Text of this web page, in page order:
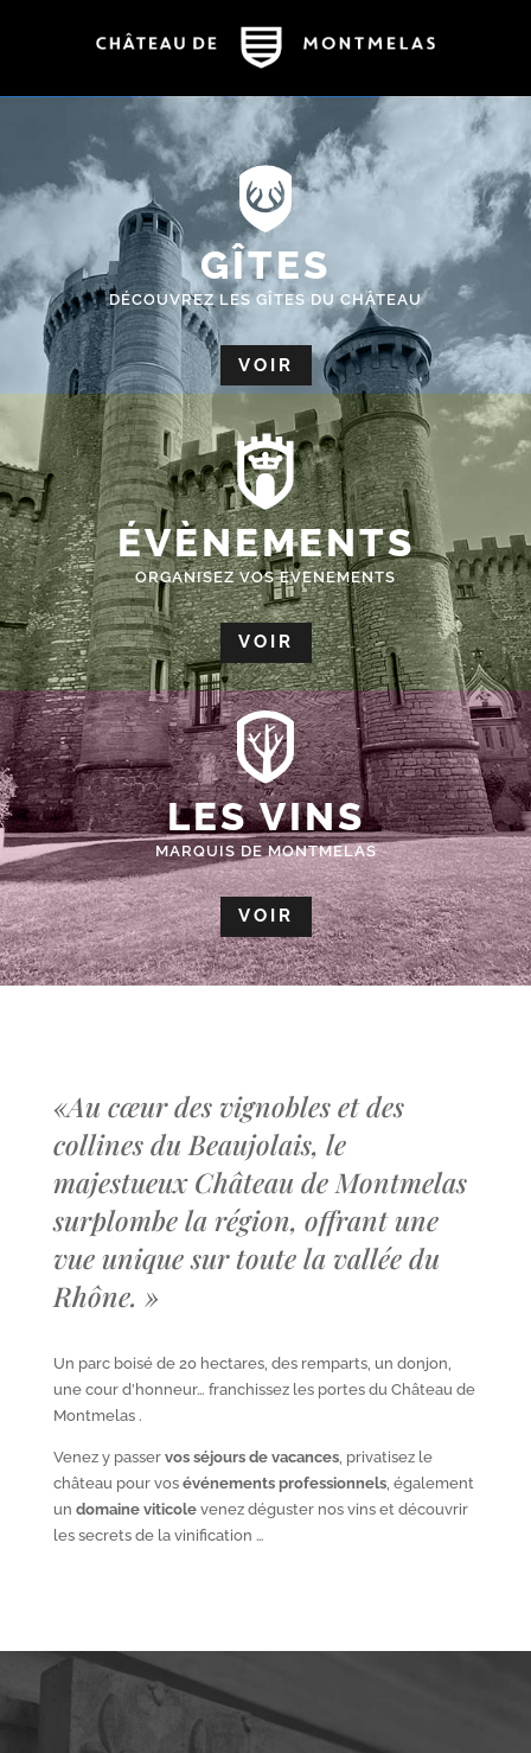
GÎTES
DÉCOUVREZ LES GÎTES DU CHÂTEAU
VOIR
ÉVÈNEMENTS
ORGANISEZ VOS EVENEMENTS
VOIR
LES VINS
MARQUIS DE MONTMELAS
VOIR
«Au cœur des vignobles et des
collines du Beaujolais, le
majestueux Château de Montmelas
surplombe la région, offrant une
vue unique sur toute la vallée du
Rhône. »
Un parc boisé de 20 hectares, des remparts, un donjon,
une cour d’honneur… franchissez les portes du Château de
Montmelas .
Venez y passer vos séjours de vacances, privatisez le
château pour vos événements professionnels, également
un domaine viticolevenez déguster nos vins et découvrir
les secrets de la vinification …